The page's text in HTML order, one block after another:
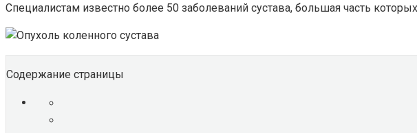
Специалистам известно более 50 заболеваний сустава, большая часть
Содержание страницы